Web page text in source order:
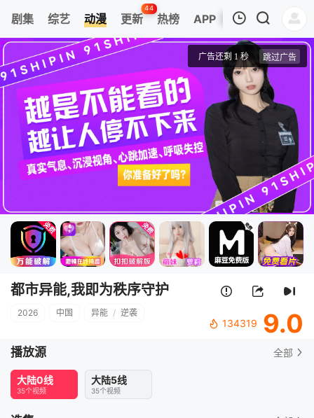
剧集 综艺 动漫 更新
44
热榜 APP
我的观影记录
第1集
都市异能,我即为秩序守护者！动态漫画
清空
都市异能,我即为秩序守护
2026 中国 异能 / 逆袭
134319 9.0
播放源 全部
大陆0线
35个视频
大陆5线
35个视频